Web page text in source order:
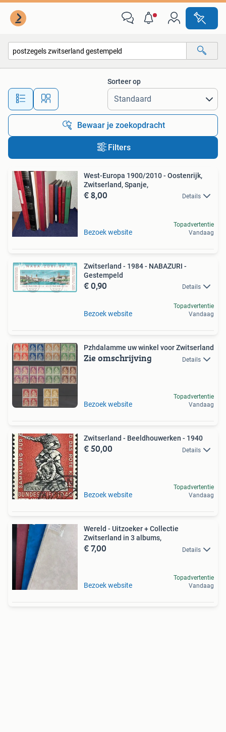
Alle afstanden…
Sorteer op
Bewaar je zoekopdracht
Filters
West-Europa 1900/2010 - Oostenrijk,
Zwitserland, Spanje,
€ 8,00 Details
Bezoek website
Topadvertentie
Vandaag
Zwitserland - 1984 - NABAZURI -
Gestempeld
€ 0,90 Details
Bezoek website
Topadvertentie
Vandaag
Pzhdalamme uw winkel voor Zwitserland
Zie omschrijving Details
Bezoek website
Topadvertentie
Vandaag
Zwitserland - Beeldhouwerken - 1940
€ 50,00 Details
Bezoek website
Topadvertentie
Vandaag
Wereld - Uitzoeker + Collectie
Zwitserland in 3 albums,
€ 7,00 Details
Bezoek website
Topadvertentie
Vandaag